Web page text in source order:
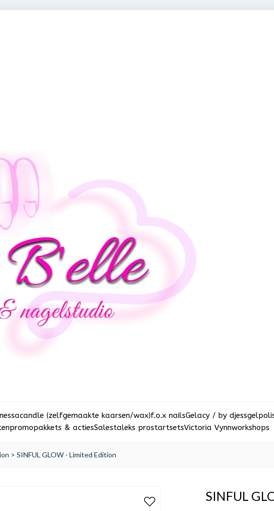
candle (zelfgemaakte kaarsen/wax)f.o.x nailsGelacy / by djess
promopakkets & actiesSalestaleks prostartsetsVictoria Vynnworkshops
> SINFUL GLOW - Limited Edition
SINFUL